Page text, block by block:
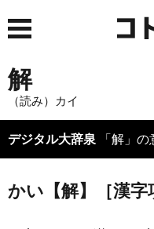
解
（読み）カイ
デジタル大辞泉 「解」
かい【解】［漢字